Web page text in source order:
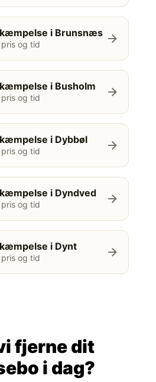
i Brunsnæs
og tid arrow_forward
i Busholm
og tid arrow_forward
i Dybbøl
og tid arrow_forward
i Dyndved
og tid arrow_forward
i Dynt
og tid arrow_forward
fjerne dit
i dag?